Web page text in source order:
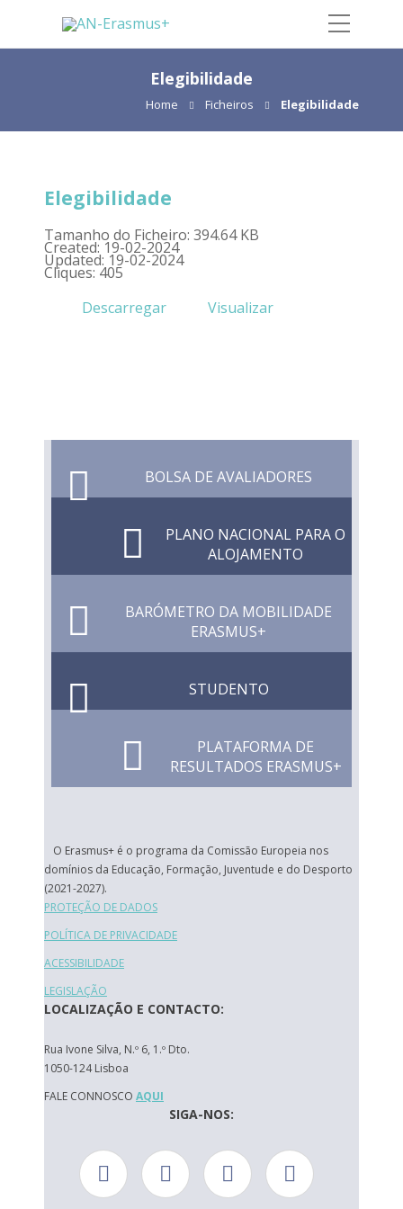
Elegibilidade
Home Ficheiros Elegibilidade
Elegibilidade
Tamanho do Ficheiro: 394.64 KB
Created: 19-02-2024
Updated: 19-02-2024
Cliques: 405
Descarregar
Visualizar
BOLSA DE AVALIADORES
PLANO NACIONAL PARA O
ALOJAMENTO
BARÓMETRO DA MOBILIDADE
ERASMUS+
STUDENTO
PLATAFORMA DE
RESULTADOS ERASMUS+
O Erasmus+ é o programa da Comissão Europeia nos
domínios da Educação, Formação, Juventude e do Desporto
(2021-2027).
PROTEÇÃO DE DADOS
POLÍTICA DE PRIVACIDADE
ACESSIBILIDADE
LEGISLAÇÃO
LOCALIZAÇÃO E CONTACTO:
Rua Ivone Silva, N.º 6, 1.º Dto.
1050-124 Lisboa
FALE CONNOSCO AQUI
SIGA-NOS: